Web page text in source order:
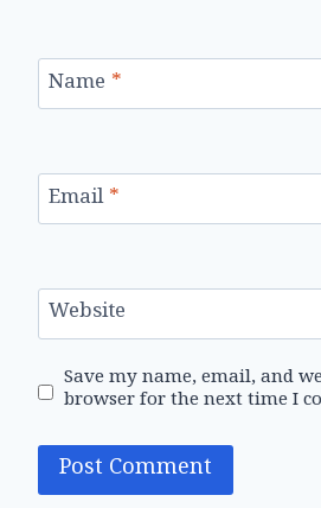
Name *
Email*
Website
Save my name, email, and
browser for the next time I